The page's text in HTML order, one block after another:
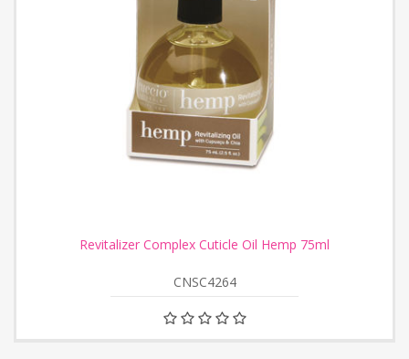
Revitalizer Complex Cuticle Oil Hemp 75ml
CNSC4264